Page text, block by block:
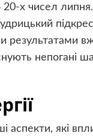
х чисел
непогані
аспекти, які